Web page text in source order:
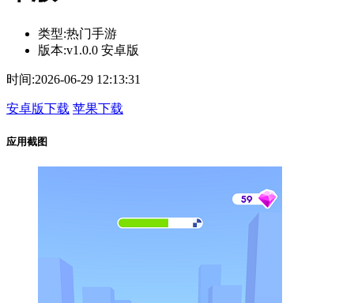
类型:热门手游
版本:v1.0.0 安卓版
时间:2026-06-29 12:13:31
安卓版下载 苹果下载
应用截图